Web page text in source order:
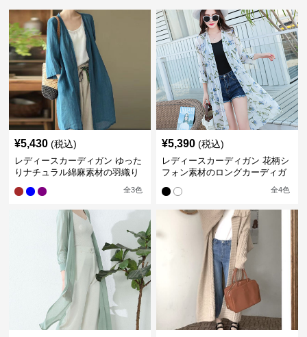
¥5,430 (税込)
レディースカーディガン ゆった
りナチュラル綿麻素材の羽織り
全3色
¥5,390 (税込)
レディースカーディガン 花柄シ
フォン素材のロングカーディガ
全4色